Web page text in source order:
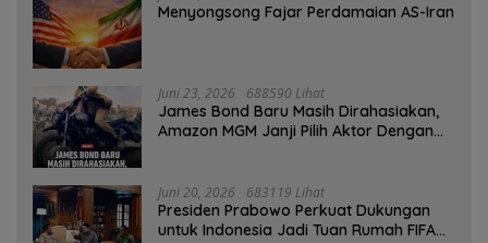
Menyongsong Fajar Perdamaian AS-Iran
Juni 23, 2026 688590 Lihat
James Bond Baru Masih Dirahasiakan,
Amazon MGM Janji Pilih Aktor Dengan
Juni 20, 2026 683119 Lihat
Presiden Prabowo Perkuat Dukungan
untuk Indonesia Jadi Tuan Rumah FIFA